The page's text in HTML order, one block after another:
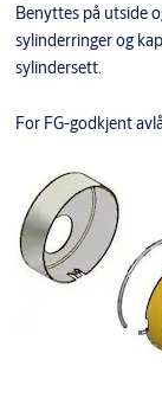
Benyttes på utside
sylinderringer og
sylindersett.
For FG-godkjent